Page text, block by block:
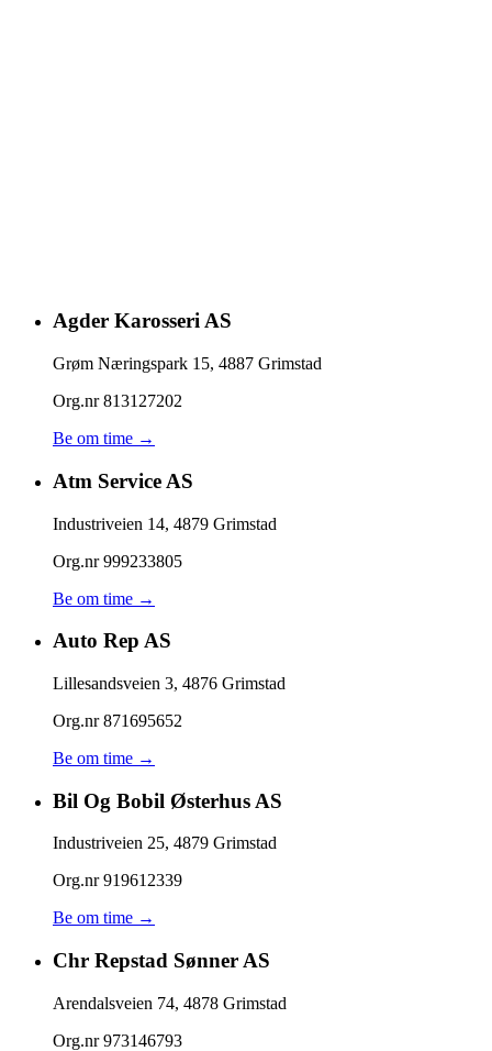
Agder Karosseri AS
Grøm Næringspark 15, 4887 Grimstad
Org.nr813127202
Be om time →
Atm Service AS
Industriveien 14, 4879 Grimstad
Org.nr999233805
Be om time →
Auto Rep AS
Lillesandsveien 3, 4876 Grimstad
Org.nr871695652
Be om time →
Bil Og Bobil Østerhus AS
Industriveien 25, 4879 Grimstad
Org.nr919612339
Be om time →
Chr Repstad Sønner AS
Arendalsveien 74, 4878 Grimstad
Org.nr973146793